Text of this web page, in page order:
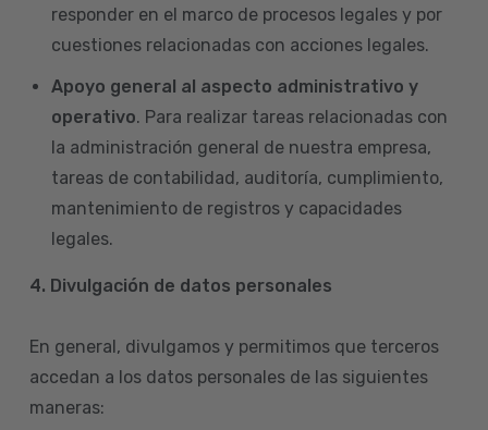
responder en el marco de procesos legales y por
cuestiones relacionadas con acciones legales.
Apoyo general al aspecto administrativo y
operativo. Para realizar tareas relacionadas con
la administración general de nuestra empresa,
tareas de contabilidad, auditoría, cumplimiento,
mantenimiento de registros y capacidades
legales.
4. Divulgación de datos personales
En general, divulgamos y permitimos que terceros
accedan a los datos personales de las siguientes
maneras: